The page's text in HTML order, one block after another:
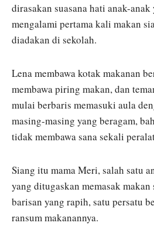
dirasakan suasana hati anak-
mengalami pertama kali makan
diadakan di sekolah.
Lena membawa kotak makanan
membawa piring makan, dan
mulai berbaris memasuki aula
masing-masing yang beragam,
tidak membawa sana sekali
Siang itu mama Meri, salah satu
yang ditugaskan memasak
barisan yang rapih, satu persatu
ransum makanannya.